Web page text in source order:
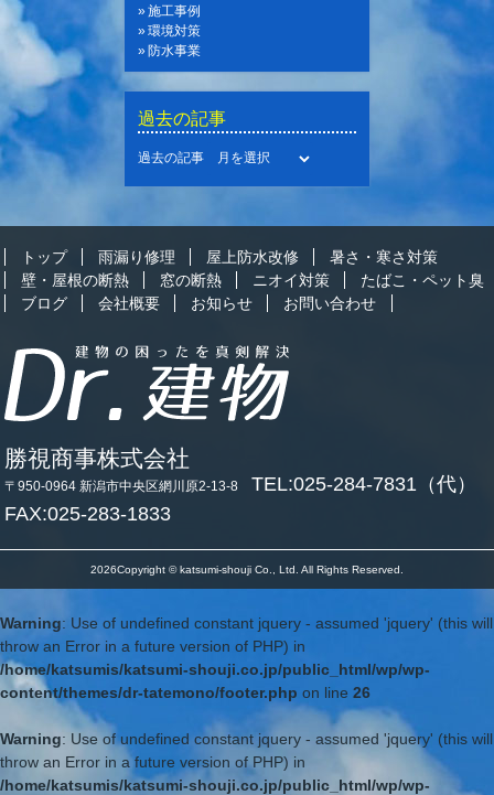
施工事例
環境対策
防水事業
過去の記事
過去の記事
トップ 雨漏り修理 屋上防水改修
暑さ・寒さ対策
壁・屋根の断熱
窓の断熱 ニオイ対策
たばこ・ペット臭
ブログ
会社概要 お知らせ お問い合わせ
勝視商事株式会社
〒950-0964 新潟市中央区網川原2-13-8 TEL:025-284-7831（代）
FAX:025-283-1833
2026Copyright © katsumi-shouji Co., Ltd. All Rights Reserved.
Warning: Use of undefined constant jquery - assumed 'jquery' (this will
throw an Error in a future version of PHP) in
/home/katsumis/katsumi-shouji.co.jp/public_html/wp/wp-
content/themes/dr-tatemono/footer.php on line 26
Warning: Use of undefined constant jquery - assumed 'jquery' (this will
throw an Error in a future version of PHP) in
/home/katsumis/katsumi-shouji.co.jp/public_html/wp/wp-